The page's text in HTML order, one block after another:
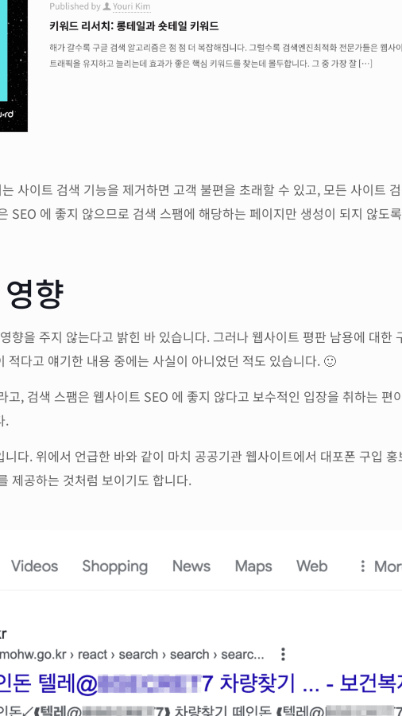
사이트 검색 기능을 제거하면 고객 불편을 초래할 수 있고, 모든 사이트
SEO 에 좋지 않으므로 검색 스팸에 해당하는 페이지만 생성이 되지 않도
향
향을 주지 않는다고 밝힌 바 있습니다. 그러나 웹사이트 평판 남용에 대한
적다고 얘기한 내용 중에는 사실이 아니었던 적도 있습니다. 🙂
고, 검색 스팸은 웹사이트 SEO 에 좋지 않다고 보수적인 입장을 취하는 편
.
다. 위에서 언급한 바와 같이 마치 공공기관 웹사이트에서 대포폰 구입
제공하는 것처럼 보이기도 합니다.